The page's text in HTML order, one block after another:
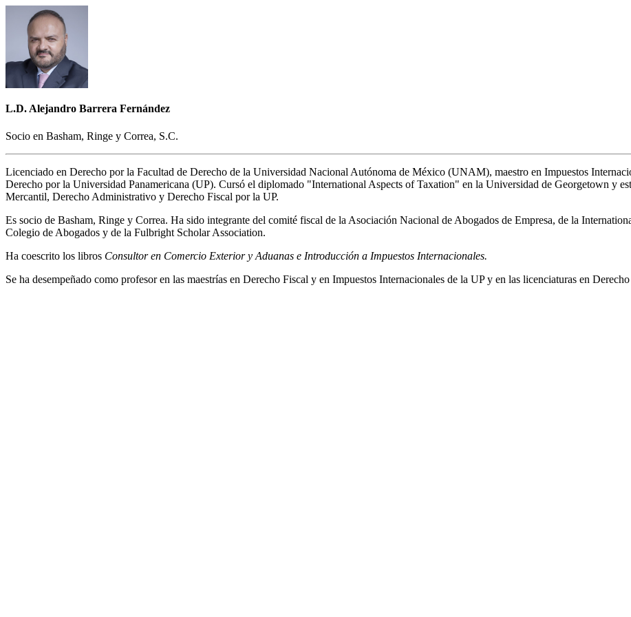
L.D. Alejandro Barrera Fernández
Socio en Basham, Ringe y Correa, S.C.
Licenciado en Derecho por la Facultad de Derecho de la Universidad Nacional Autónoma de México (UNAM), maestro en Impuestos
Derecho por la Universidad Panamericana (UP). Cursó el diplomado "International Aspects of Taxation" en la Universidad de Georgetown y
Mercantil, Derecho Administrativo y Derecho Fiscal por la UP.
Es socio de Basham, Ringe y Correa. Ha sido integrante del comité fiscal de la Asociación Nacional de Abogados de Empresa, de la
Colegio de Abogados y de la Fulbright Scholar Association.
Ha coescrito los libros Consultor en Comercio Exterior y Aduanas e Introducción a Impuestos Internacionales.
Se ha desempeñado como profesor en las maestrías en Derecho Fiscal y en Impuestos Internacionales de la UP y en las licenciaturas en